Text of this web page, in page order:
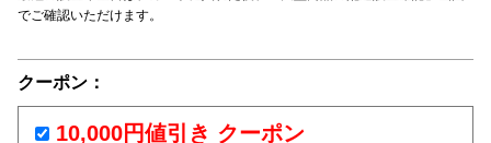
でご確認いただけます。
クーポン：
10,000円値引き クーポン